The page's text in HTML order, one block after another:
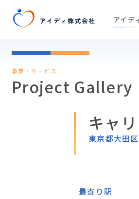
アイデ
事業・サービス
Project Gallery
キャ
東京都大田
最寄り駅